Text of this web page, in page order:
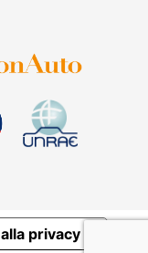
privacy